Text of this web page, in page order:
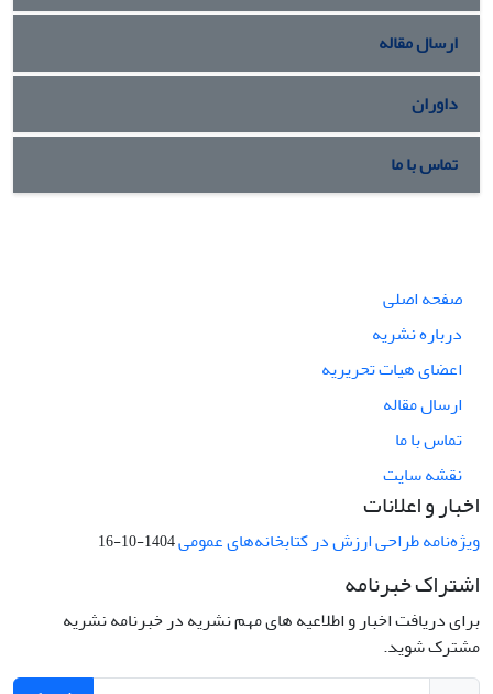
ارسال مقاله
داوران
تماس با ما
صفحه اصلی
درباره نشریه
اعضای هیات تحریریه
ارسال مقاله
تماس با ما
نقشه سایت
اخبار و اعلانات
ویژه‌نامه طراحی ارزش در کتابخانه‌های عمومی1404-10-16
اشتراک خبرنامه
برای دریافت اخبار و اطلاعیه های مهم نشریه در خبرنامه نشریه
مشترک شوید.